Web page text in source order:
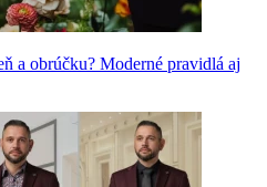
a obrúčku? Moderné pravidlá aj